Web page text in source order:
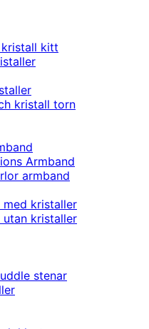
kitt
kristall torn
Armband
armband
med kristaller
utan kristaller
stenar